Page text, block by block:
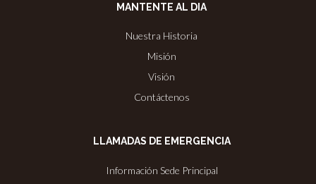
MANTENTE AL DIA
Nuestra Historia
Misión
Visión
Contáctenos
LLAMADAS DE EMERGENCIA
Información Sede Principal